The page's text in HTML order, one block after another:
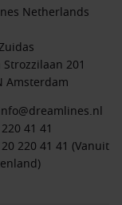
en ontdek
avonturen met
en
zon en een
Netherlands
201
Amsterdam
41 41
220 41 41 (Vanuit